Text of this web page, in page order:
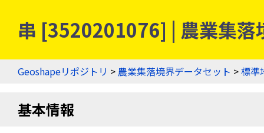
串 [3520201076] | 農業集落
Geoshapeリポジトリ > 農業集落境界データセット >標準
基本情報